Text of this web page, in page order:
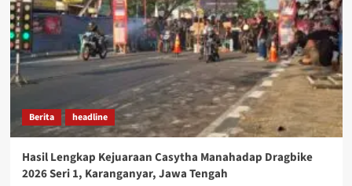
Berita headline
Hasil Lengkap Kejuaraan Casytha Manahadap Dragbike
2026 Seri 1, Karanganyar, Jawa Tengah